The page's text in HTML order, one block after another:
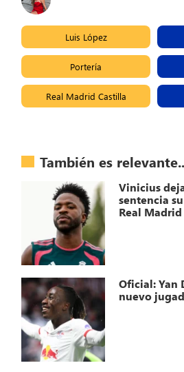
Luis López
Portería
Real Madrid Castilla
También es
Vinicius
sentencia
Real Madrid
Oficial: Yan
nuevo